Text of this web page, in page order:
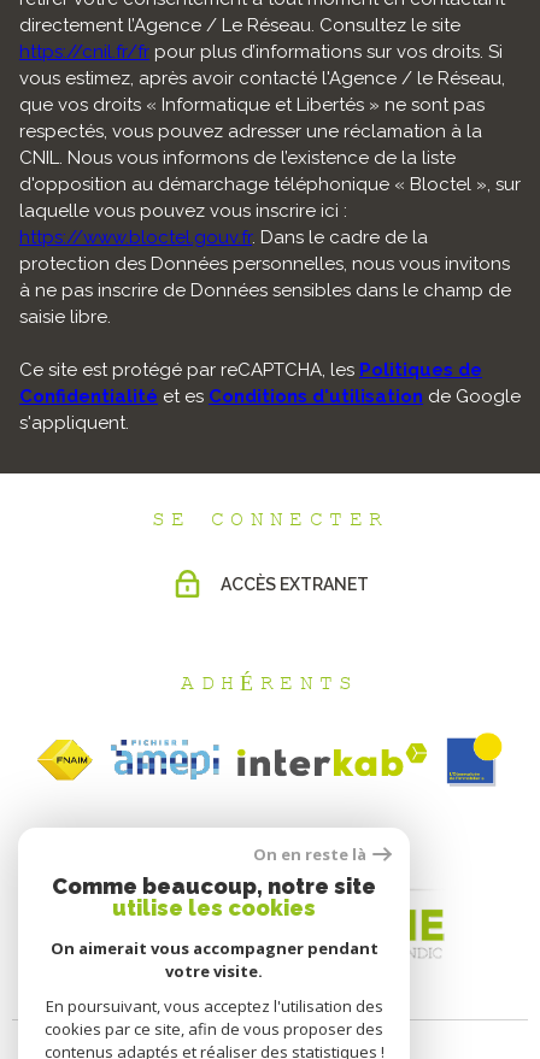
directement l’Agence / Le Réseau. Consultez le site
https://cnil.fr/fr pour plus d’informations sur vos droits. Si
vous estimez, après avoir contacté l'Agence / le Réseau,
que vos droits « Informatique et Libertés » ne sont pas
respectés, vous pouvez adresser une réclamation à la
CNIL. Nous vous informons de l’existence de la liste
d'opposition au démarchage téléphonique « Bloctel », sur
laquelle vous pouvez vous inscrire ici :
https://www.bloctel.gouv.fr. Dans le cadre de la
protection des Données personnelles, nous vous invitons
à ne pas inscrire de Données sensibles dans le champ de
saisie libre.
Ce site est protégé par reCAPTCHA, les Politiques de
Confidentialité et es Conditions d'utilisation de Google
s'appliquent.
SE CONNECTER
ACCÈS EXTRANET
ADHÉRENTS
On en reste là
Comme beaucoup, notre site
utilise les cookies
On aimerait vous accompagner pendant
votre visite.
En poursuivant, vous acceptez l'utilisation des
cookies par ce site, afin de vous proposer des
contenus adaptés et réaliser des statistiques !